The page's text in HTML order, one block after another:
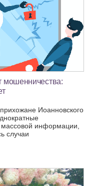
мошенничества:
Иоанновского
информации,
случаи